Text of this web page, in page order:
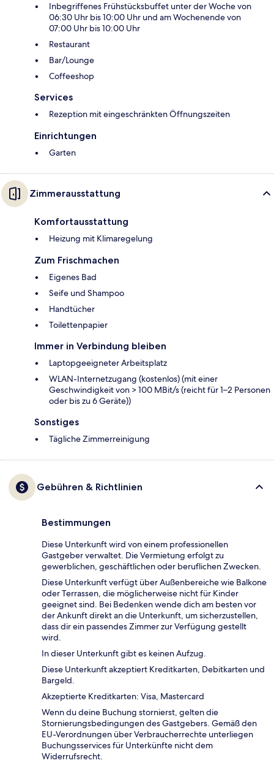
Inbegriffenes Frühstücksbuffet unter der Woche von
06:30 Uhr bis 10:00 Uhr und am Wochenende von
07:00 Uhr bis 10:00 Uhr
Restaurant
Bar/Lounge
Coffeeshop
Services
Rezeption mit eingeschränkten Öffnungszeiten
Einrichtungen
Garten
Zimmerausstattung
Komfortausstattung
Heizung mit Klimaregelung
Zum Frischmachen
Eigenes Bad
Seife und Shampoo
Handtücher
Toilettenpapier
Immer in Verbindung bleiben
Laptopgeeigneter Arbeitsplatz
WLAN-Internetzugang (kostenlos) (mit einer
Geschwindigkeit von > 100 MBit/s (reicht für 1–2 Personen
oder bis zu 6 Geräte))
Sonstiges
Tägliche Zimmerreinigung
Gebühren & Richtlinien
Bestimmungen
Diese Unterkunft wird von einem professionellen
Gastgeber verwaltet. Die Vermietung erfolgt zu
gewerblichen, geschäftlichen oder beruflichen Zwecken.
Diese Unterkunft verfügt über Außenbereiche wie Balkone
oder Terrassen, die möglicherweise nicht für Kinder
geeignet sind. Bei Bedenken wende dich am besten vor
der Ankunft direkt an die Unterkunft, um sicherzustellen,
dass dir ein passendes Zimmer zur Verfügung gestellt
wird.
In dieser Unterkunft gibt es keinen Aufzug.
Diese Unterkunft akzeptiert Kreditkarten, Debitkarten und
Bargeld.
Akzeptierte Kreditkarten: Visa, Mastercard
Wenn du deine Buchung stornierst, gelten die
Stornierungsbedingungen des Gastgebers. Gemäß den
EU-Verordnungen über Verbraucherrechte unterliegen
Buchungsservices für Unterkünfte nicht dem
Widerrufsrecht.